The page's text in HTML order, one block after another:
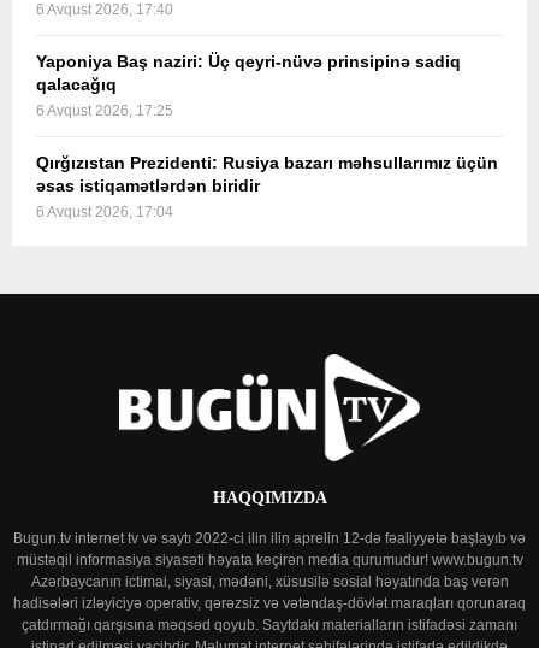
6 Avqust 2026, 17:40
Yaponiya Baş naziri: Üç qeyri-nüvə prinsipinə sadiq
qalacağıq
6 Avqust 2026, 17:25
Qırğızıstan Prezidenti: Rusiya bazarı məhsullarımız üçün
əsas istiqamətlərdən biridir
6 Avqust 2026, 17:04
HAQQIMIZDA
Bugun.tv internet tv və saytı 2022-ci ilin ilin aprelin 12-də fəaliyyətə başlayıb və
müstəqil informasiya siyasəti həyata keçirən media qurumudur! www.bugun.tv
Azərbaycanın ictimai, siyasi, mədəni, xüsusilə sosial həyatında baş verən
hadisələri izləyiciyə operativ, qərəzsiz və vətəndaş-dövlət maraqları qorunaraq
çatdırmağı qarşısına məqsəd qoyub. Saytdakı materialların istifadəsi zamanı